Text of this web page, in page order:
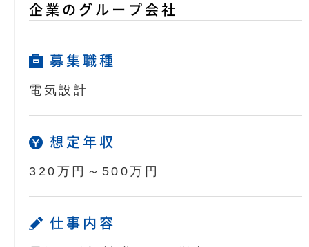
企業のグループ会社
募集職種
電気設計
想定年収
320万円～500万円
仕事内容